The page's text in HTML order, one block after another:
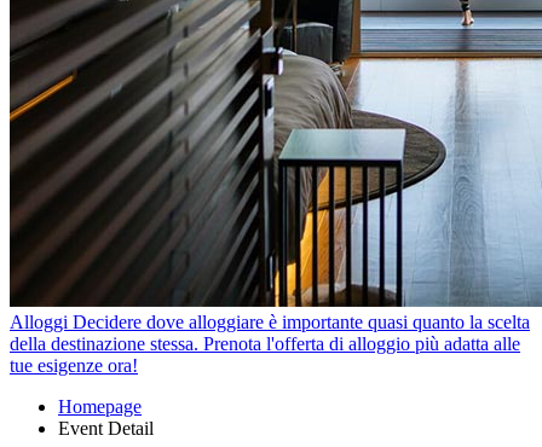
Alloggi Decidere dove alloggiare è importante quasi quanto la scelta
della destinazione stessa. Prenota l'offerta di alloggio più adatta alle
tue esigenze ora!
Homepage
Event Detail